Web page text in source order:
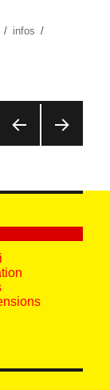
Catégories
infos
ANT